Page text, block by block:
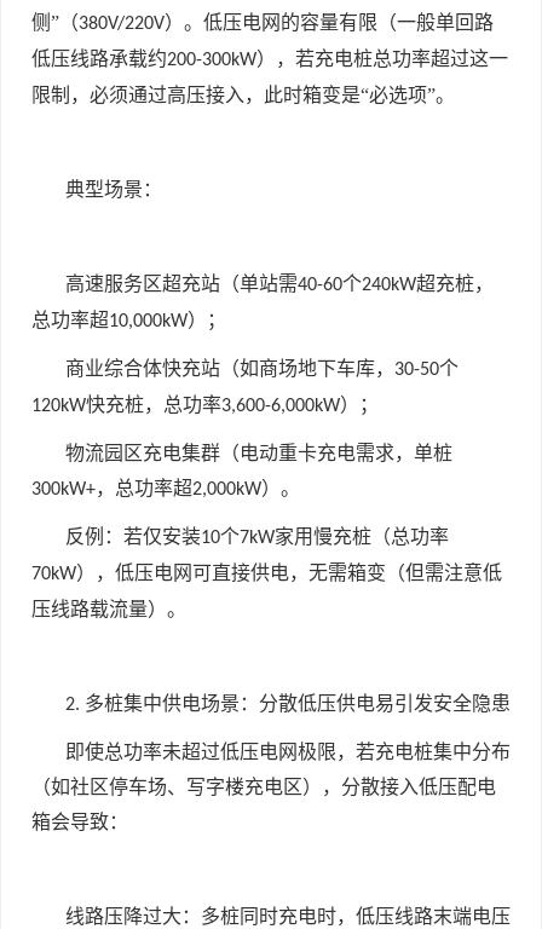
侧”（380V/220V）。低压电网的容量有限（一般单回路
低压线路承载约200-300kW），若充电桩总功率超过这一
限制，必须通过高压接入，此时箱变是“必选项”。
典型场景：
高速服务区超充站（单站需40-60个240kW超充桩，
总功率超10,000kW）；
商业综合体快充站（如商场地下车库， 30-50个
120kW快充桩，总功率3,600-6,000kW）；
物流园区充电集群（电动重卡充电需求，单桩
300kW+，总功率超2,000kW）。
反例：若仅安装10个7kW家用慢充桩（总功率
70kW），低压电网可直接供电，无需箱变（但需注意低
压线路载流量）。
2. 多桩集中供电场景：分散低压供电易引发安全隐患
即使总功率未超过低压电网极限，若充电桩集中分布
（如社区停车场、写字楼充电区），分散接入低压配电
箱会导致：
线路压降过大：多桩同时充电时，低压线路末端电压